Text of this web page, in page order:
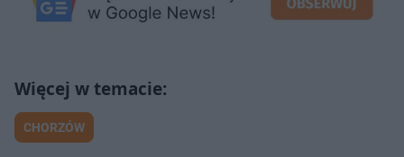
CHORZÓW